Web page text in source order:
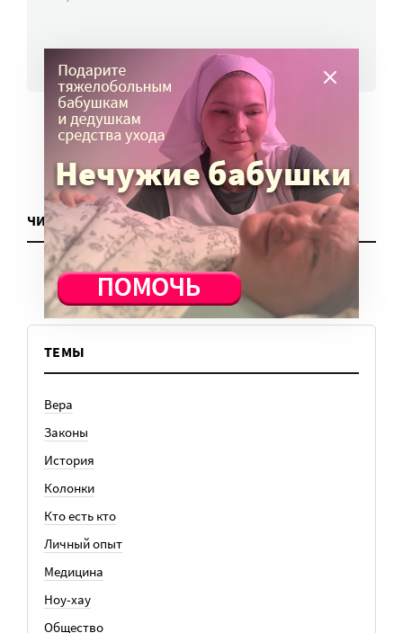
ВСЕ НОВОСТИ
ЧИТАТЬ ЕЩЕ
ТЕМЫ
Вера
Законы
История
Колонки
Кто есть кто
Личный опыт
Медицина
Ноу-хау
Общество